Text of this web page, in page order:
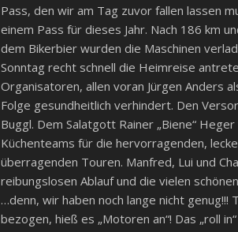
Pass, den wir am Tag zuvor fallen lassen
einem Pass für dieses Jahr. Nach 186 km
dem Bikerbier wurden die Maschinen
Sonntag recht schnell die Heimreise
Organisatoren, allen voran Jürgen Anders
Folge gesundheitlich verhindert. Den
Buggl. Dem Salatgott Rainer „Biene“
Küchenteams für die hervorragenden,
überragenden Touren. Manfred, Lui und
reibungslosen Ablauf und die vielen
…denn, wir haben noch lange nicht genug!!!
bezogen, hieß es „Motoren an“! Das „roll